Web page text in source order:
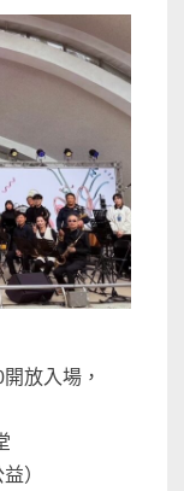
放入場，
）